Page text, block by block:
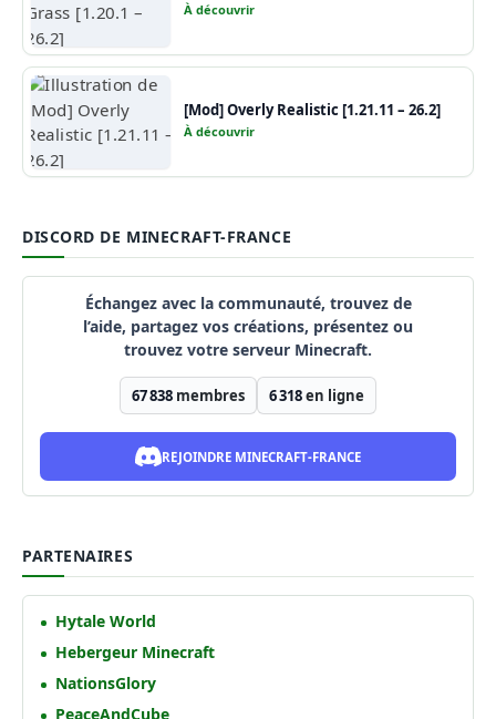
À découvrir
[Mod] Overly Realistic [1.21.11 – 26.2]
À découvrir
DISCORD DE MINECRAFT-FRANCE
Échangez avec la communauté, trouvez de
l’aide, partagez vos créations, présentez ou
trouvez votre serveur Minecraft.
67 838 membres 6 318en ligne
REJOINDRE MINECRAFT-FRANCE
PARTENAIRES
Hytale World
Hebergeur Minecraft
NationsGlory
PeaceAndCube